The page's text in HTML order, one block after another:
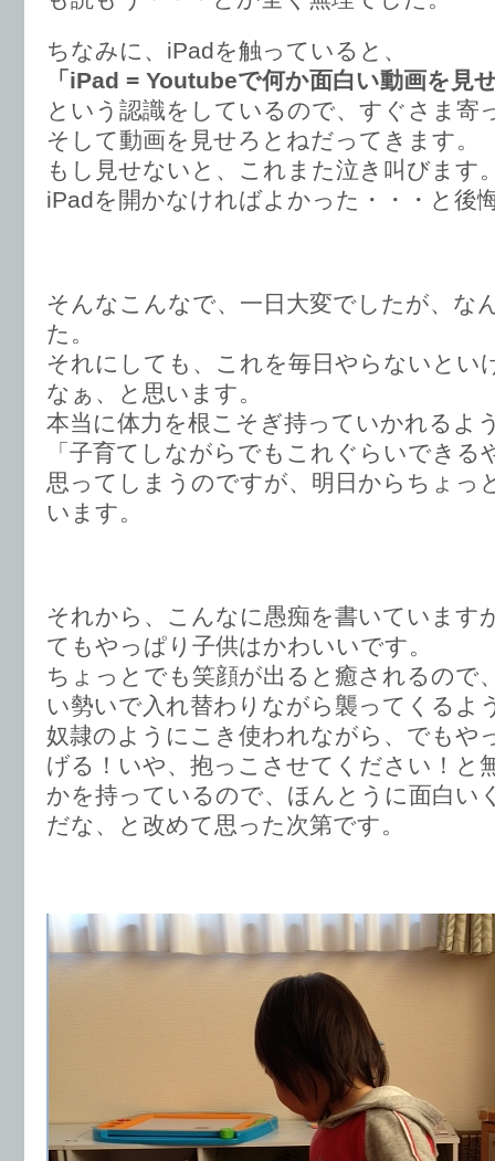
ちなみに、iPadを触っていると、
「iPad = Youtubeで何か面白い動画を見
という認識をしているので、すぐさま寄
そして動画を見せろとねだってきます。
もし見せないと、これまた泣き叫びます
iPadを開かなければよかった・・・と後
そんなこんなで、一日大変でしたが、な
た。
それにしても、これを毎日やらないとい
なぁ、と思います。
本当に体力を根こそぎ持っていかれるよ
「子育てしながらでもこれぐらいできる
思ってしまうのですが、明日からちょっ
います。
それから、こんなに愚痴を書いています
てもやっぱり子供はかわいいです。
ちょっとでも笑顔が出ると癒されるので
い勢いで入れ替わりながら襲ってくるよ
奴隷のようにこき使われながら、でもや
げる！いや、抱っこさせてください！と
かを持っているので、ほんとうに面白い
だな、と改めて思った次第です。